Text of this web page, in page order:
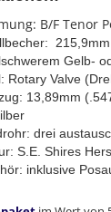
B/F Tenor
Gelb-
Rotary Valve
13,89mm
drei
S.E. Shires
inklusive